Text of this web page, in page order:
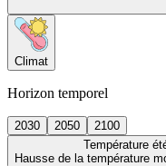
Climat
Horizon temporel
2030 2050
2100
Température
Hausse de la température